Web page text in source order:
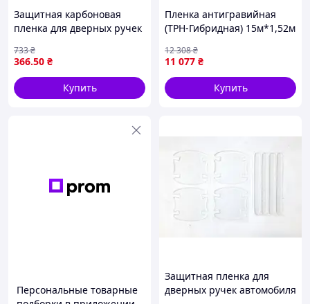
Защитная карбоновая
пленка для дверных ручек
комплект 8 штук для
надежной защиты
366.50 ₴
733₴
Купить
Пленка антигравийная
(TPH-Гибридная) 15м*1,52м
11 077 ₴
12 308₴
Купить
Персональные товарные
Защитная пленка для
дверных ручек автомобиля